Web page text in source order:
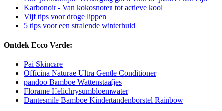
Karbonoir - Van kokosnoten tot actieve kool
Vijf tips voor droge lippen
5 tips voor een stralende winterhuid
Ontdek Ecco Verde:
Pai Skincare
Officina Naturae Ultra Gentle Conditioner
pandoo Bamboe Wattenstaafjes
Florame Helichrysumbloemwater
Dantesmile Bamboe Kindertandenborstel Rainbow